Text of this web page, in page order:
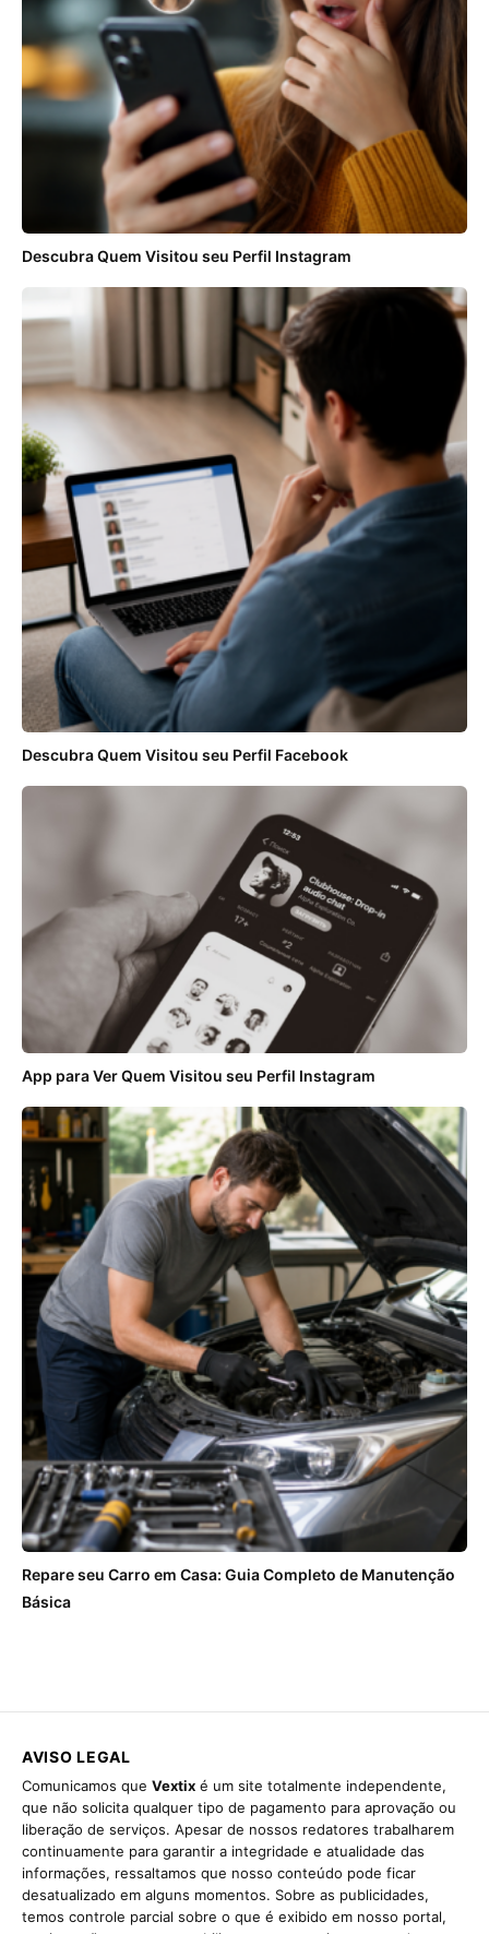
Descubra Quem Visitou seu Perfil Instagram
Descubra Quem Visitou seu Perfil Facebook
App para Ver Quem Visitou seu Perfil Instagram
Repare seu Carro em Casa: Guia Completo de Manutenção
Básica
AVISO LEGAL
Comunicamos que Vextix é um site totalmente independente,
que não solicita qualquer tipo de pagamento para aprovação ou
liberação de serviços. Apesar de nossos redatores trabalharem
continuamente para garantir a integridade e atualidade das
informações, ressaltamos que nosso conteúdo pode ficar
desatualizado em alguns momentos. Sobre as publicidades,
temos controle parcial sobre o que é exibido em nosso portal,